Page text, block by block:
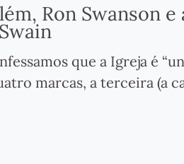
Ron Swanson
que a Igreja é
marcas, a terceira (a